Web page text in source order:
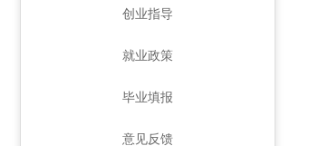
创业指导
就业政策
毕业填报
意见反馈